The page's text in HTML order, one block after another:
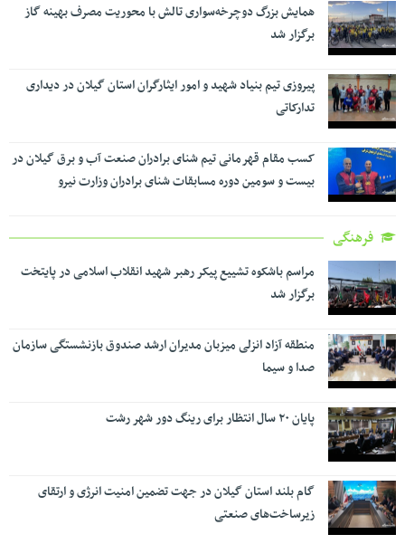
همایش بزرگ دوچرخه‌سواری تالش با محوریت مصرف بهینه گاز
برگزار شد
پیروزی تیم بنیاد شهید و امور ایثارگران استان گیلان در دیداری
تدارکاتی
کسب مقام قهرمانی تیم شنای برادران صنعت آب و برق گیلان در
بیست و سومین دوره مسابقات شنای برادران وزارت نیرو
فرهنگی
مراسم باشکوه تشییع پیکر رهبر شهید انقلاب اسلامی در پایتخت
برگزار شد
منطقه آزاد انزلی میزبان مدیران ارشد صندوق بازنشستگی سازمان
صدا و سیما
پایان ۲۰ سال انتظار برای رینگ دور شهر رشت
گام بلند استان گیلان در جهت تضمین امنیت انرژی و ارتقای
زیرساخت‌های صنعتی